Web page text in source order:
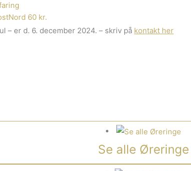
60 kr.
– er d. 6. december 2024. – skriv på kontakt her
Se alle Øreringe